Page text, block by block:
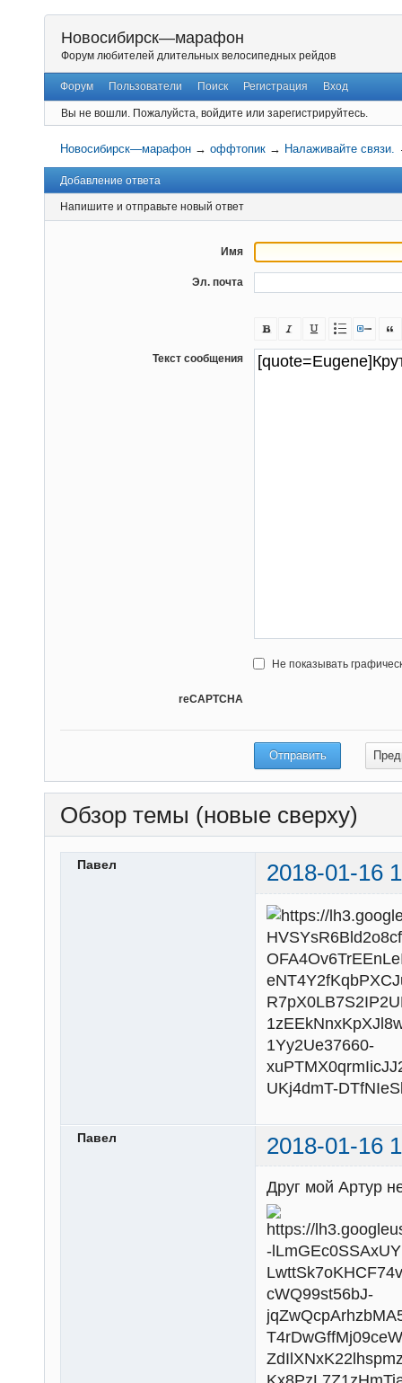
Новосибирск—марафон
Форум любителей длительных велосипедных рейдов
Форум Пользователи Поиск Регистрация Вход
Вы не вошли. Пожалуйста, войдите или зарегистрируйтесь.
Новосибирск—марафон →оффтопик → Налаживайте связи.
Добавление ответа
Напишите и отправьте новый ответ
Имя
Эл. почта
Текст сообщения
Не показывать
reCAPTCHA
Обзор темы (новые сверху)
Павел 2018-01-16
Павел 2018-01-16
Друг мой Артур